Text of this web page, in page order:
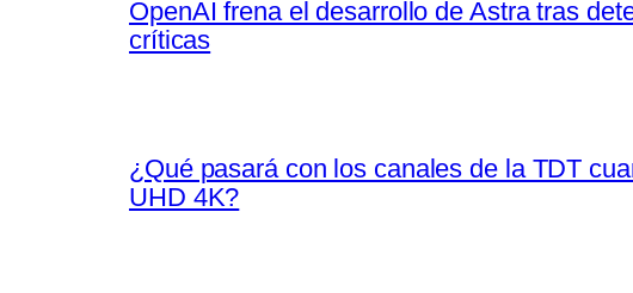
OpenAI frena el desarrollo de Astra tras
críticas
¿Qué pasará con los canales de la TDT
UHD 4K?